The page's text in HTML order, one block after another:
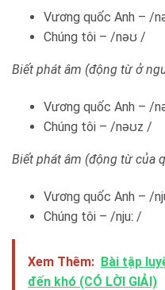
Vương quốc Anh – /
Chúng tôi – /nəʊ /
Biết phát âm (động từ ở
Vương quốc Anh – /
Chúng tôi – /nəʊz /
Biết phát âm (động từ của
Vương quốc Anh – /
Chúng tôi – /njuː /
Xem Thêm: Bài tập
đến khó (CÓ LỜI GIẢI)